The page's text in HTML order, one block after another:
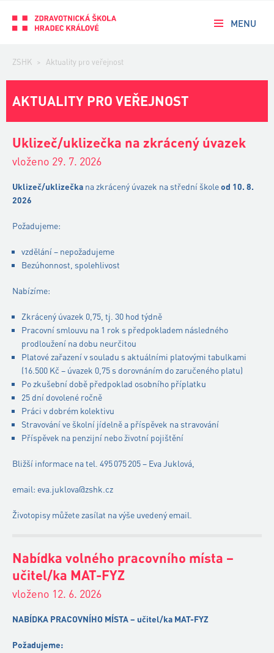
MENU
ZSHK > Aktuality pro veřejnost
AKTUALITY PRO VEŘEJNOST
Uklizeč/uklizečka na zkrácený úvazek
vloženo 29. 7. 2026
Uklizeč/uklizečka na zkrácený úvazek na střední školeod 10. 8.
2026
Požadujeme:
vzdělání – nepožadujeme
Bezúhonnost, spolehlivost
Nabízíme:
Zkrácený úvazek 0,75, tj. 30 hod týdně
Pracovní smlouvu na 1 rok s předpokladem následného
prodloužení na dobu neurčitou
Platové zařazení v souladu s aktuálními platovými tabulkami
(16.500 Kč – úvazek 0,75 s dorovnáním do zaručeného platu)
Po zkušební době předpoklad osobního příplatku
25 dní dovolené ročně
Práci v dobrém kolektivu
Stravování ve školní jídelně a příspěvek na stravování
Příspěvek na penzijní nebo životní pojištění
Bližší informace na tel. 495 075 205 – Eva Juklová,
email: eva.juklova@zshk.cz
Životopisy můžete zasílat na výše uvedený email.
Nabídka volného pracovního místa –
učitel/ka MAT-FYZ
vloženo 12. 6. 2026
NABÍDKA PRACOVNÍHO MÍSTA – učitel/ka MAT-FYZ
Požadujeme: